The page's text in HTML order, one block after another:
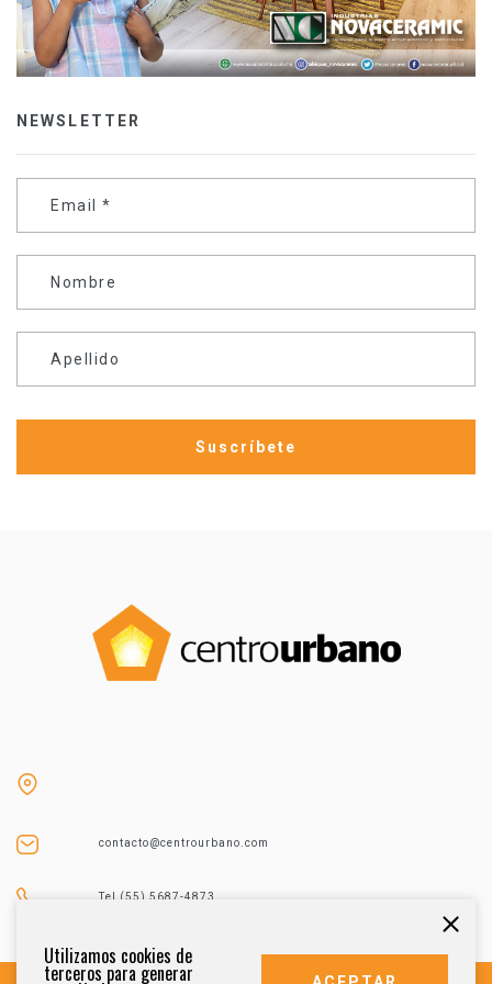
NEWSLETTER
Email *
Nombre
Apellido
contacto@centrourbano.com
Tel (55) 5687-4873
Utilizamos cookies de
terceros para generar